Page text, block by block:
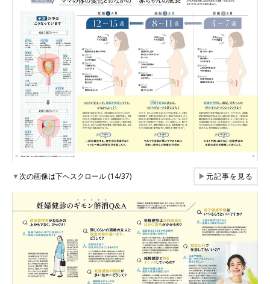
▼次の画像は下へスクロール (14/37) ▶元記事を見る